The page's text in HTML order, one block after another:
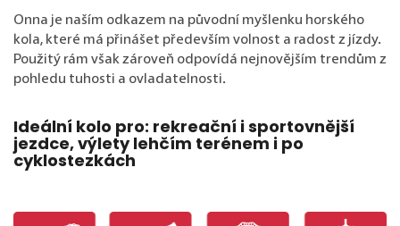
Onna je naším odkazem na původní myšlenku horského
kola, které má přinášet především volnost a radost z jízdy.
Použitý rám však zároveň odpovídá nejnovějším trendům z
pohledu tuhosti a ovladatelnosti.
Ideální kolo pro: rekreační i sportovnější
jezdce, výlety lehčím terénem i po
cyklostezkách